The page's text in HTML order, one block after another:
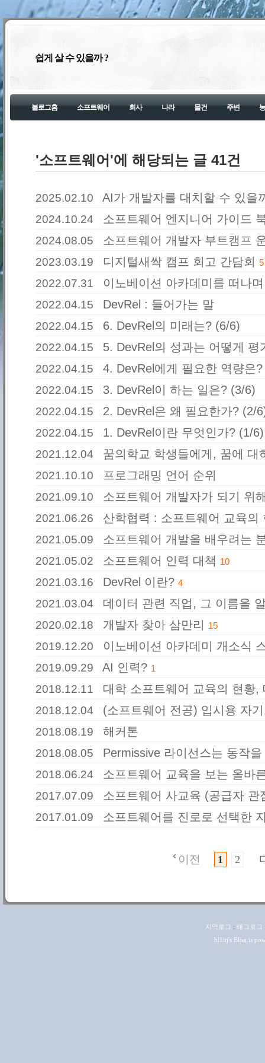
쉽게 살 수 있을까 ?
블로그홈 소프트웨어 회사 나라 물건 주변
'소프트웨어'에 해당되는 글 41건
2025.02.10 AI가 개발자를 대치할 수 있을
2024.10.24 소프트웨어 엔지니어 가이드
2024.08.05 소프트웨어 개발자 부트캠프
2023.03.19 디지털새싹 캠프 회고 간담회 5
2022.07.31 이노베이션 아카데미를 떠나며
2022.04.15 DevRel : 들어가는 말
2022.04.15 6. DevRel의 미래는? (6/6)
2022.04.15 5. DevRel의 성과는 어떻게 평
2022.04.15 4. DevRel에게 필요한 역량은
2022.04.15 3. DevRel이 하는 일은? (3/6)
2022.04.15 2. DevRel은 왜 필요한가? (2/
2022.04.15 1. DevRel이란 무엇인가? (1/6)
2021.12.04 꿈의학교 학생들에게, 꿈에 대
2021.10.10 프로그래밍 언어 순위
2021.09.10 소프트웨어 개발자가 되기 위
2021.06.26 산학협력 : 소프트웨어 교육의
2021.05.09 소프트웨어 개발을 배우려는
2021.05.02 소프트웨어 인력 대책 10
2021.03.16 DevRel 이란? 4
2021.03.04 데이터 관련 직업, 그 이름을
2020.02.18 개발자 찾아 삼만리 15
2019.12.20 이노베이션 아카데미 개소식
2019.09.29 AI 인력? 1
2018.12.11 대학 소프트웨어 교육의 현황,
2018.12.04 (소프트웨어 전공) 입시용 자
2018.08.19 해커톤
2018.08.05 Permissive 라이선스는 동작을
2018.06.24 소프트웨어 교육을 보는 올바
2017.07.09 소프트웨어 사교육 (공급자 관
2017.01.09 소프트웨어를 진로로 선택한
이전 1 2
지역로그 : 태그로그
hl1itj's Blog is